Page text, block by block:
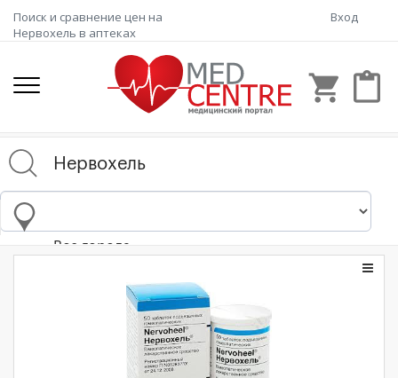
Поиск и сравнение цен на
Нервохель в аптеках
Вход
shopping_cart content_paste
Все города